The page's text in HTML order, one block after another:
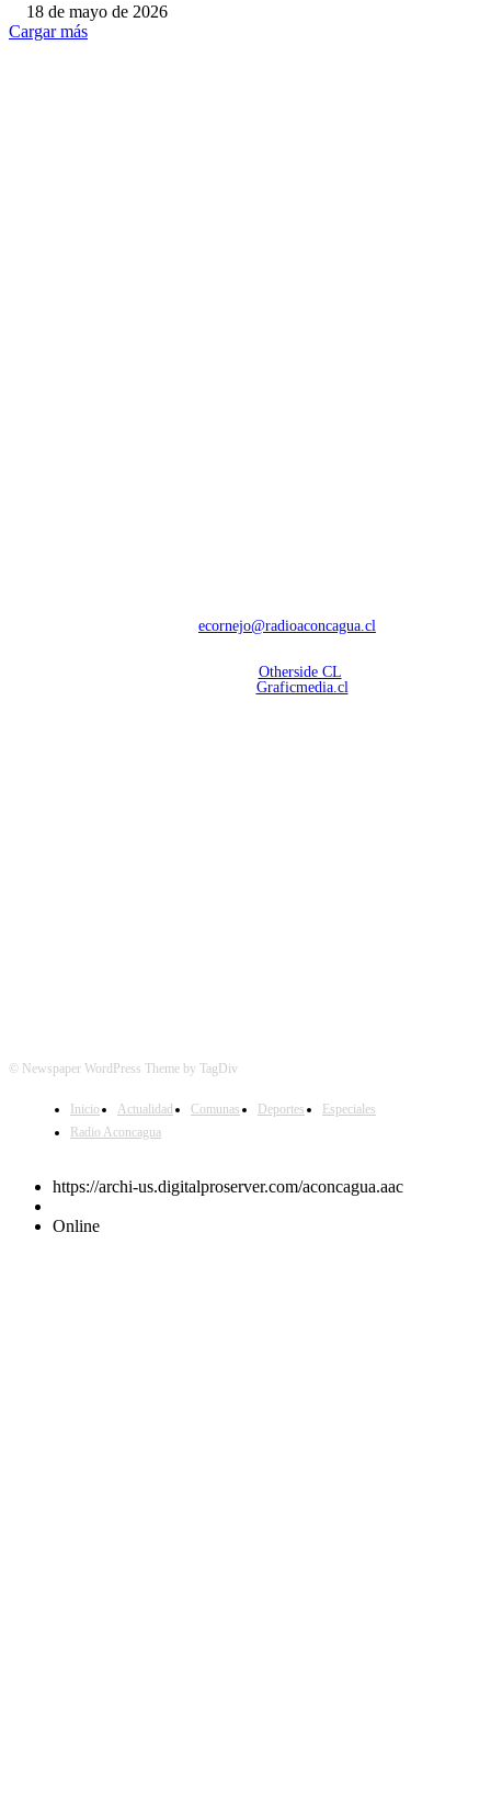
18 de mayo de 2026
Cargar más
ecornejo@radioaconcagua.cl
Otherside CL
Graficmedia.cl
© Newspaper WordPress Theme by TagDiv
Inicio Actualidad Comunas Deportes
Especiales
Radio Aconcagua
https://archi-us.digitalproserver.com/aconcagua.aac
Online